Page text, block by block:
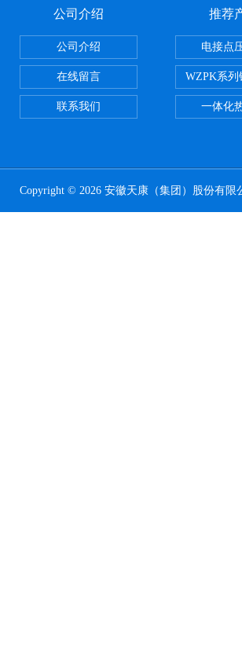
公司介绍
公司介绍
在线留言
联系我们
推荐
电接点
WZPK系列
一体化
Copyright © 2026 安徽天康（集团）股份有